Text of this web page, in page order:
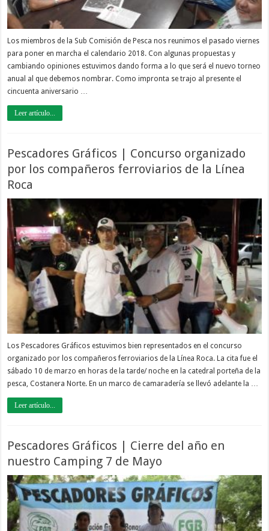
Los miembros de la Sub Comisión de Pesca nos reunimos el pasado viernes
para poner en marcha el calendario 2018. Con algunas propuestas y
cambiando opiniones estuvimos dando forma a lo que será el nuevo torneo
anual al que debemos nombrar. Como impronta se trajo al presente el
cincuenta aniversario …
Leer artículo...
Pescadores Gráficos | Concurso organizado
por los compañeros ferroviarios de la Línea
Roca
Los Pescadores Gráficos estuvimos bien representados en el concurso
organizado por los compañeros ferroviarios de la Línea Roca. La cita fue el
sábado 10 de marzo en horas de la tarde/ noche en la catedral porteña de la
pesca, Costanera Norte. En un marco de camaradería se llevó adelante la …
Leer artículo...
Pescadores Gráficos | Cierre del año en
nuestro Camping 7 de Mayo